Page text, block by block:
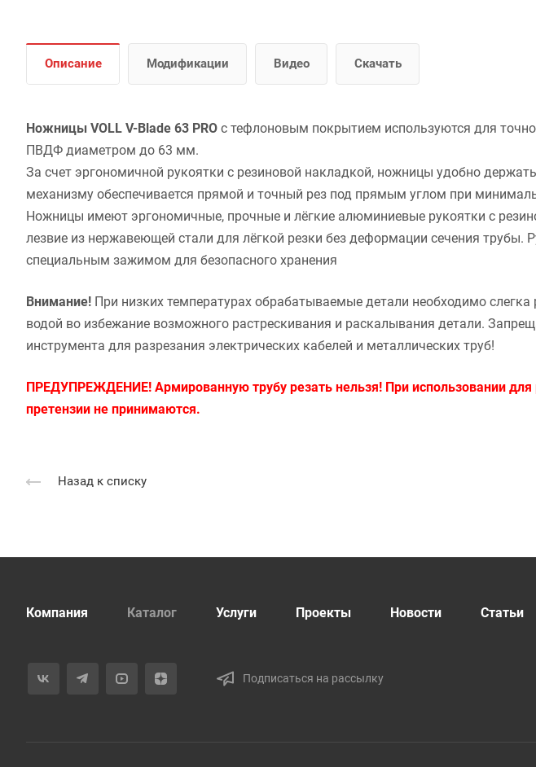
Описание Модификации Видео Скачать
Ножницы VOLL V-Blade 63 PRO с тефлоновым покрытием используются для
ПВДФ диаметром до 63 мм.
За счет эргономичной рукоятки с резиновой накладкой, ножницы удобно
механизму обеспечивается прямой и точный рез под прямым углом при
Ножницы имеют эргономичные, прочные и лёгкие алюминиевые рукоятки с
лезвие из нержавеющей стали для лёгкой резки без деформации сечения трубы.
специальным зажимом для безопасного хранения
Внимание! При низких температурах обрабатываемые детали необходимо слегка
водой во избежание возможного растрескивания и раскалывания детали.
инструмента для разрезания электрических кабелей и металлических труб!
ПРЕДУПРЕЖДЕНИЕ! Армированную трубу резать нельзя! При использовании для
претензии не принимаются.
Назад к списку
Компания Каталог Услуги Проекты Новости Статьи
Подписаться на рассылку